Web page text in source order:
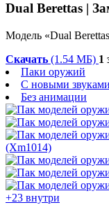
Dual Berettas |
Модель «Dual
Скачать (1.54 МБ) 1
Паки оружий
С новыми звуками
Без анимации
+23 внутри